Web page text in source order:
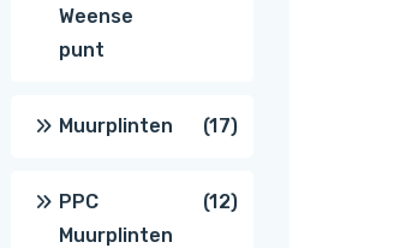
Weense
punt
Muurplinten 1717
producten
PPC
Muurplinten
1212